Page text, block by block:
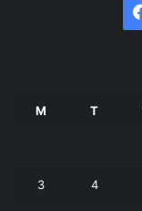
M T
3 4